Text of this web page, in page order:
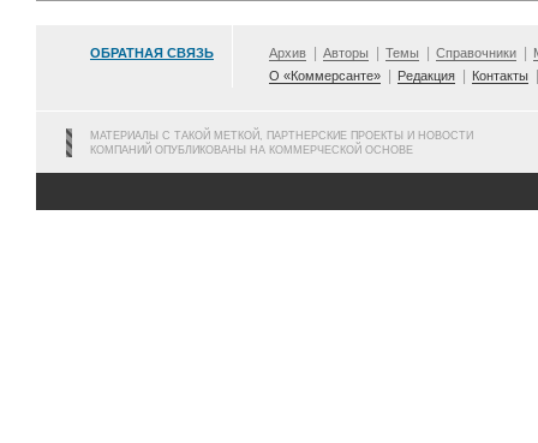
ОБРАТНАЯ СВЯЗЬ Архив Авторы Темы Справочники
О «Коммерсанте»
Редакция Контакты
МАТЕРИАЛЫ С ТАКОЙ МЕТКОЙ, ПАРТНЕРСКИЕ ПРОЕКТЫ И НОВОСТИ
КОМПАНИЙ ОПУБЛИКОВАНЫ НА КОММЕРЧЕСКОЙ ОСНОВЕ